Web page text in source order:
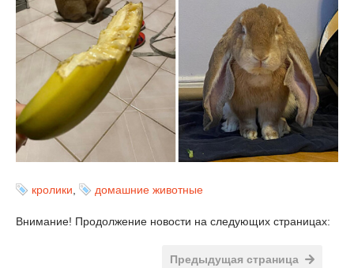
кролики, домашние животные
Внимание! Продолжение новости на следующих страницах:
Предыдущая страница